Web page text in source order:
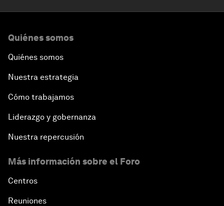
Quiénes somos
Quiénes somos
Nuestra estrategia
Cómo trabajamos
Liderazgo y gobernanza
Nuestra repercusión
Más información sobre el Foro
Centros
Reuniones